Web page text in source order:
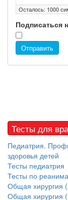
Осталось: 1000
Подписаться
Отправить
Тесты для
Педиатрия.
здоровья детей
Тесты педиатрия
Тесты по
Общая хирургия
Общая хирургия